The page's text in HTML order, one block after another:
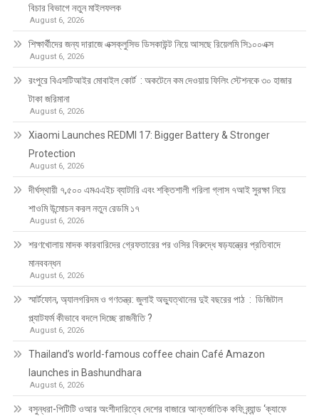
বিচার বিভাগে নতুন মাইলফলক
August 6, 2026
শিক্ষার্থীদের জন্য দারাজে এক্সক্লুসিভ ডিসকাউন্ট নিয়ে আসছে রিয়েলমি সি১০০এক্স
August 6, 2026
রংপুরে বিএসটিআইর মোবাইল কোর্ট : অকটেনে কম দেওয়ায় ফিলিং স্টেশনকে ৩০ হাজার
টাকা জরিমানা
August 6, 2026
Xiaomi Launches REDMI 17: Bigger Battery & Stronger
Protection
August 6, 2026
দীর্ঘস্থায়ী ৭,৫০০ এমএএইচ ব্যাটারি এবং শক্তিশালী গরিলা গ্লাস ৭আই সুরক্ষা নিয়ে
শাওমি উন্মোচন করল নতুন রেডমি ১৭
August 6, 2026
শরণখোলায় মাদক কারবারিদের গ্রেফতারের পর ওসির বিরুদ্ধে ষড়যন্ত্রের প্রতিবাদে
মানববন্ধন
August 6, 2026
স্মার্টফোন, অ্যালগরিদম ও গণতন্ত্র: জুলাই অভ্যুত্থানের দুই বছরের পাঠ : ডিজিটাল
প্ল্যাটফর্ম কীভাবে বদলে দিচ্ছে রাজনীতি ?
August 6, 2026
Thailand’s world-famous coffee chain Café Amazon
launches in Bashundhara
August 6, 2026
বসুন্ধরা-পিটিটি ওআর অংশীদারিত্বে দেশের বাজারে আন্তর্জাতিক কফি ব্র্যান্ড ‘ক্যাফে